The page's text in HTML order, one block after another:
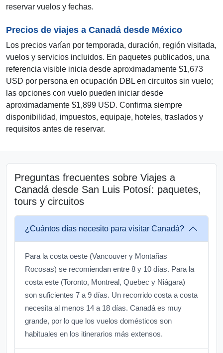
reservar vuelos y fechas.
Precios de viajes a Canadá desde México
Los precios varían por temporada, duración, región visitada,
vuelos y servicios incluidos. En paquetes publicados, una
referencia visible inicia desde aproximadamente $1,673
USD por persona en ocupación DBL en circuitos sin vuelo;
las opciones con vuelo pueden iniciar desde
aproximadamente $1,899 USD. Confirma siempre
disponibilidad, impuestos, equipaje, hoteles, traslados y
requisitos antes de reservar.
Preguntas frecuentes sobre Viajes a
Canadá desde San Luis Potosí: paquetes,
tours y circuitos
¿Cuántos días necesito para visitar Canadá?
Para la costa oeste (Vancouver y Montañas
Rocosas) se recomiendan entre 8 y 10 días. Para la
costa este (Toronto, Montreal, Quebec y Niágara)
son suficientes 7 a 9 días. Un recorrido costa a costa
necesita al menos 14 a 18 días. Canadá es muy
grande, por lo que los vuelos domésticos son
habituales en los itinerarios más extensos.